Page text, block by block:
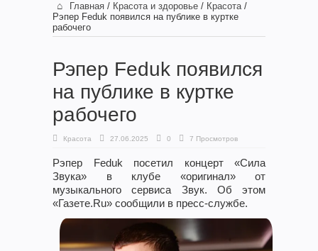
Главная / Красота и здоровье / Красота /
Рэпер Feduk появился на публике в куртке
рабочего
Рэпер Feduk появился
на публике в куртке
рабочего
Красота 27.06.2025 0 7 Просмотров
Рэпер Feduk посетил концерт «Сила
Звука» в клубе «оригинал» от
музыкального сервиса Звук. Об этом
«Газете.Ru» сообщили в пресс-службе.